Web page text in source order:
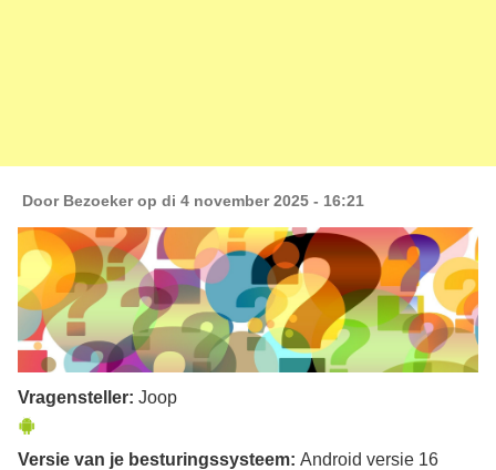
Door Bezoekerop di 4 november 2025 - 16:21
Vragensteller: Joop
Versie van je besturingssysteem: Android versie 16